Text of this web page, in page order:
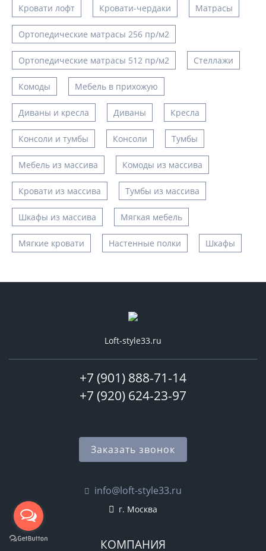
Кровати лофт Кровати-чердаки Матрасы
Ортопедические матрасы 256 пр/м2
Ортопедические матрасы 512 пр/м2 Стеллажи
Комоды Мебель в прихожую
Диваны и кресла Диваны Кресла
Консоли и тумбы Консоли Тумбы
Мебель из массива Комоды из массива
Кровати из массива Тумбы из массива
Шкафы из массива Мягкая мебель
Мягкие кровати Настенные полки Шкафы
Loft-style33.ru
+7 (901) 888-71-14
+7 (920) 624-23-97
Заказать звонок
info@loft-style33.ru
г. Москва
КОМПАНИЯ